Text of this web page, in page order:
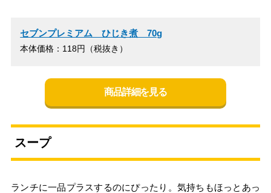
セブンプレミアム ひじき煮 70g
本体価格：118円（税抜き）
商品詳細を見る
スープ
ランチに一品プラスするのにぴったり。気持ちもほっとあっ